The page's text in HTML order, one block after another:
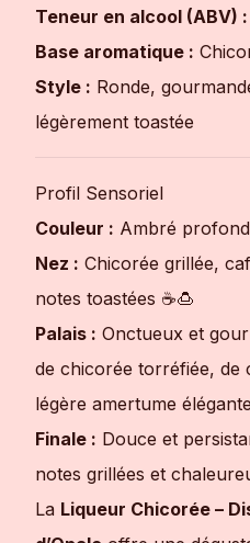
Teneur en alcool (ABV) :
Base aromatique :
Style : Ronde,
légèrement toastée
Profil Sensoriel
Couleur : Ambré
Nez : Chicorée grillée,
notes toastées ☕🍮
Palais : Onctueux et
de chicorée torréfiée, de
légère amertume élégante
Finale : Douce et
notes grillées et
La Liqueur Chicorée –